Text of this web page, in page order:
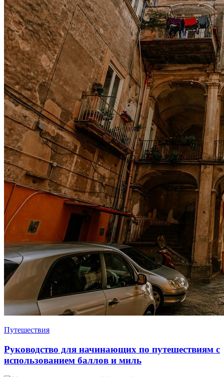
Путешествия
Руководство для начинающих по путешествиям с
использованием баллов и миль